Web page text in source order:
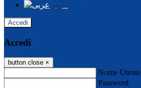
عربى
Accedi
Accedi
button close ×
Nome Utente
Password